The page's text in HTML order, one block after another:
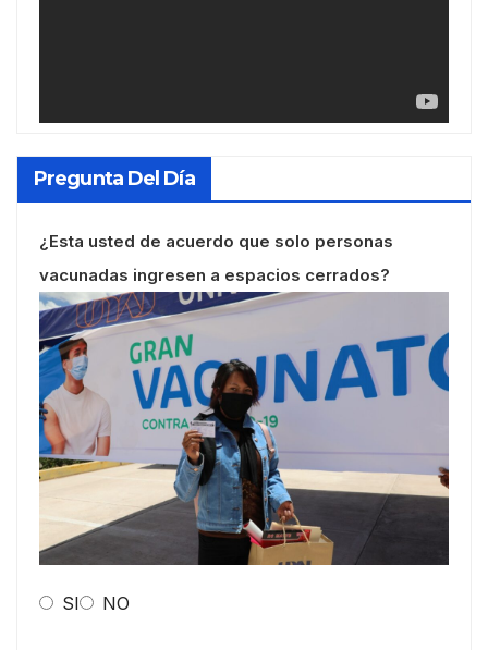
Pregunta Del Día
¿Esta usted de acuerdo que solo personas
vacunadas ingresen a espacios cerrados?
SI NO